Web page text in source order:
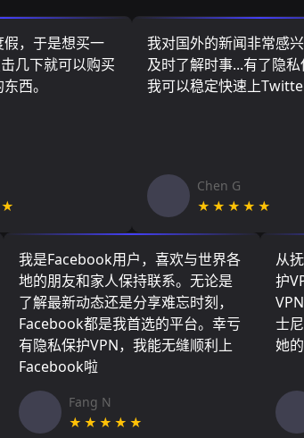
，于是想买一
几下就可以购买
西。
我对国外的新闻非常感
及时了解时事...有了隐私
我可以稳定快速上
Chen G
★★★★★
我是Facebook用户，喜欢与世界各
地的朋友和家人保持联系。无论是
了解最新动态还是分享难忘时刻，
Facebook都是我首选的平台。幸亏
有隐私保护VPN，我能无缝顺利上
Facebook啦
Fang N
★★★★★
从
护
士
她